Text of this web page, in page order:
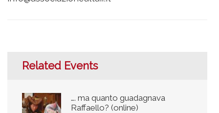
Related Events
…. ma quanto guadagnava
Raffaello? (online)